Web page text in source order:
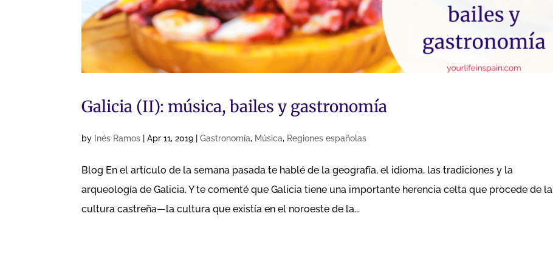
Galicia (II): música, bailes y gastronomía
by Inés Ramos |Apr 11, 2019 |Gastronomía, Música, Regiones españolas
Blog En el artículo de la semana pasada te hablé de la geografía, el idioma, las tradiciones y la
arqueología de Galicia. Y te comenté que Galicia tiene una importante herencia celta que procede de la
cultura castreña—la cultura que existía en el noroeste de la...